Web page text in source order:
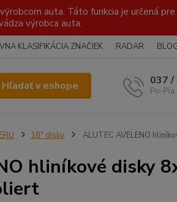
auta. Táto funkcia je určená
výrobca auta.
KLASIFIKÁCIA ZNAČIEK RADAR
Hľadať v eshope 037 /
Po-
18" disky ALUTEC AVELENO
hliníkové disky